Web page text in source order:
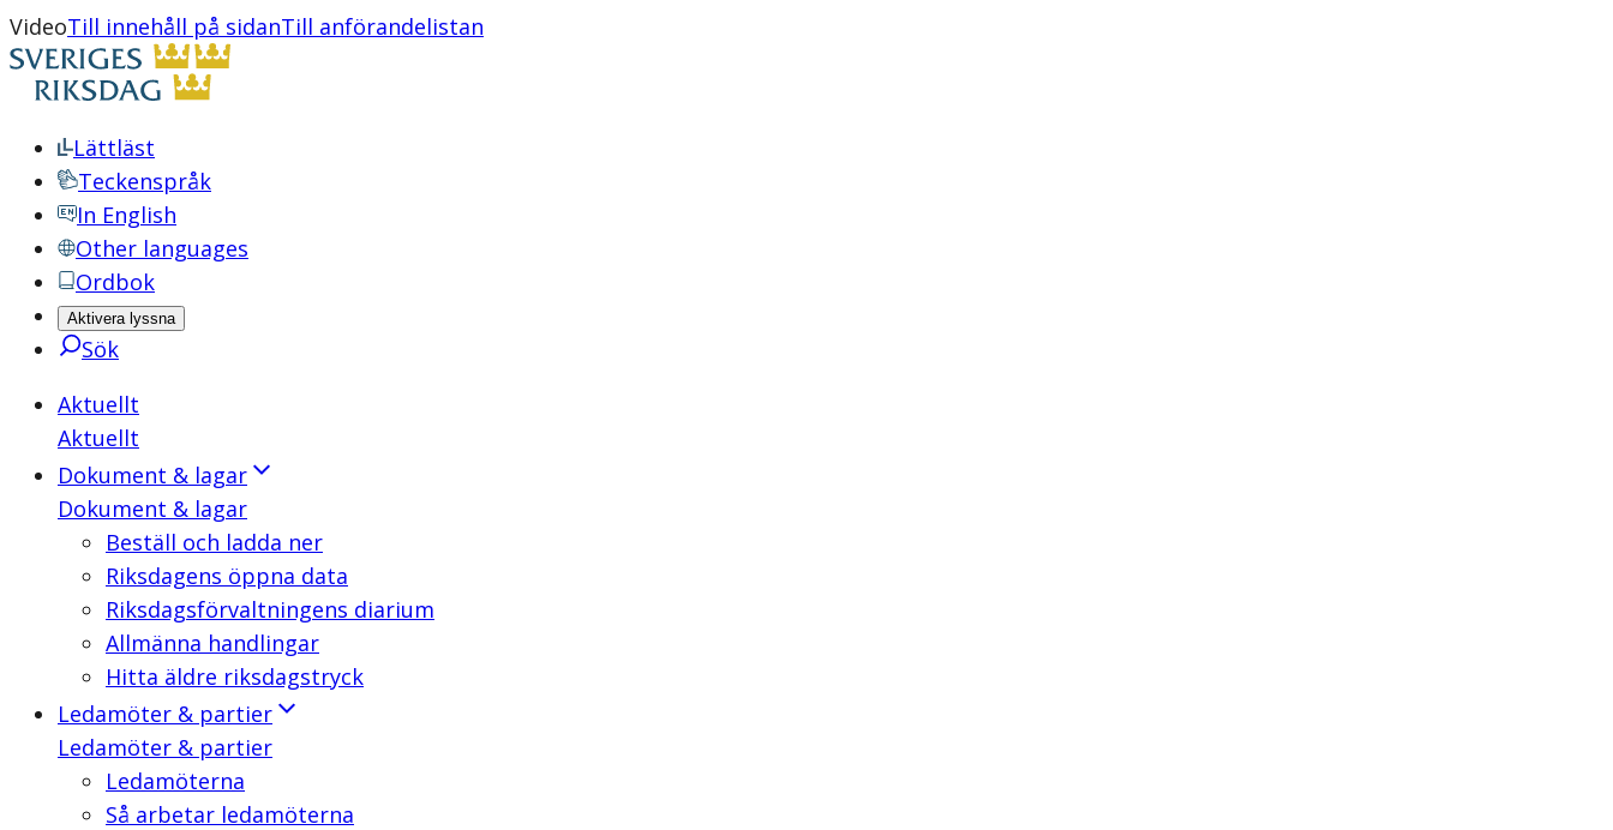
VideoTill innehåll på sidanTill anförandelistan
Lättläst
Teckenspråk
In English
Other languages
Ordbok
Aktivera lyssna
Sök
Aktuellt
Aktuellt
Dokument & lagar
Dokument & lagar
Beställ och ladda ner
Riksdagens öppna data
Riksdagsförvaltningens diarium
Allmänna handlingar
Hitta äldre riksdagstryck
Ledamöter & partier
Ledamöter & partier
Ledamöterna
Så arbetar ledamöterna